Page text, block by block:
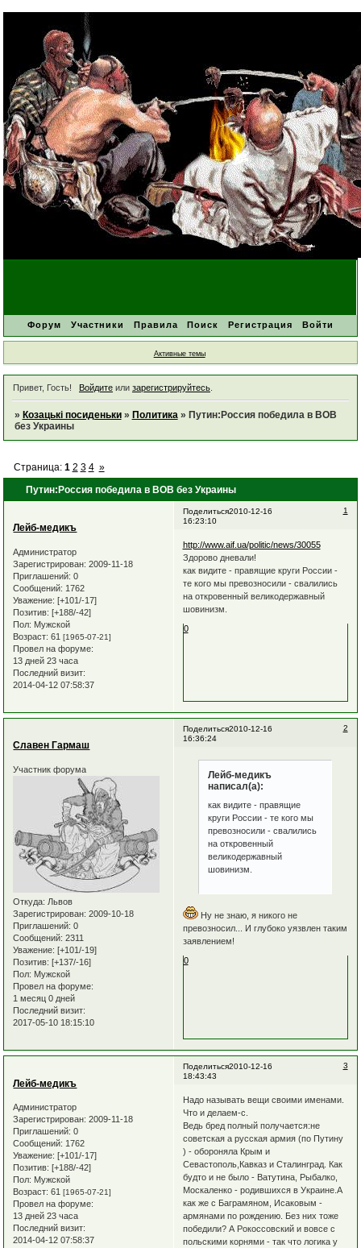
Форум Участники Правила Поиск Регистрация Войти
Активные темы
Привет, Гость! Войдитеили зарегистрируйтесь.
» Козацькі посиденьки » Политика » Путин:Россия победила в ВОВ
без Украины
Путин:Россия победила в ВОВ без Украины
Страница: 1 2 3 4 »
Поделиться 1
2010-12-16
16:23:10
Лейб-медикъ
Администратор
Зарегистрирован: 2009-11-18
Приглашений: 0
Сообщений: 1762
Уважение: [+101/-17]
Позитив: [+188/-42]
Пол: Мужской
Возраст: 61[1965-07-21]
Провел на форуме:
13 дней 23 часа
Последний визит:
2014-04-12 07:58:37
http://www.aif.ua/politic/news/30055
Здорово дневали!
как видите - правящие круги России -
те кого мы превозносили - свалились
на откровенный великодержавный
шовинизм.
0
Поделиться 2
2010-12-16
16:36:24
Славен Гармаш
Участник форума
Откуда: Львов
Зарегистрирован: 2009-10-18
Приглашений: 0
Сообщений: 2311
Уважение: [+101/-19]
Позитив: [+137/-16]
Пол: Мужской
Провел на форуме:
1 месяц 0 дней
Последний визит:
2017-05-10 18:15:10
Лейб-медикъ
написал(а):
как видите - правящие
круги России - те кого мы
превозносили - свалились
на откровенный
великодержавный
шовинизм.
Ну не знаю, я никого не
превозносил... И глубоко уязвлен таким
заявлением!
0
Поделиться 3
2010-12-16
18:43:43
Лейб-медикъ
Администратор
Зарегистрирован: 2009-11-18
Приглашений: 0
Сообщений: 1762
Уважение: [+101/-17]
Позитив: [+188/-42]
Пол: Мужской
Возраст: 61[1965-07-21]
Провел на форуме:
13 дней 23 часа
Последний визит:
2014-04-12 07:58:37
Надо называть вещи своими именами.
Что и делаем-с.
Ведь бред полный получается:не
советская а русская армия (по Путину
) - обороняла Крым и
Севастополь,Кавказ и Сталинград. Как
будто и не было - Ватутина, Рыбалко,
Москаленко - родившихся в Украине.А
как же с Баграмяном, Исаковым -
армянами по рождению. Без них тоже
победили? А Рокоссовский и вовсе с
польскими корнями - так что логика у